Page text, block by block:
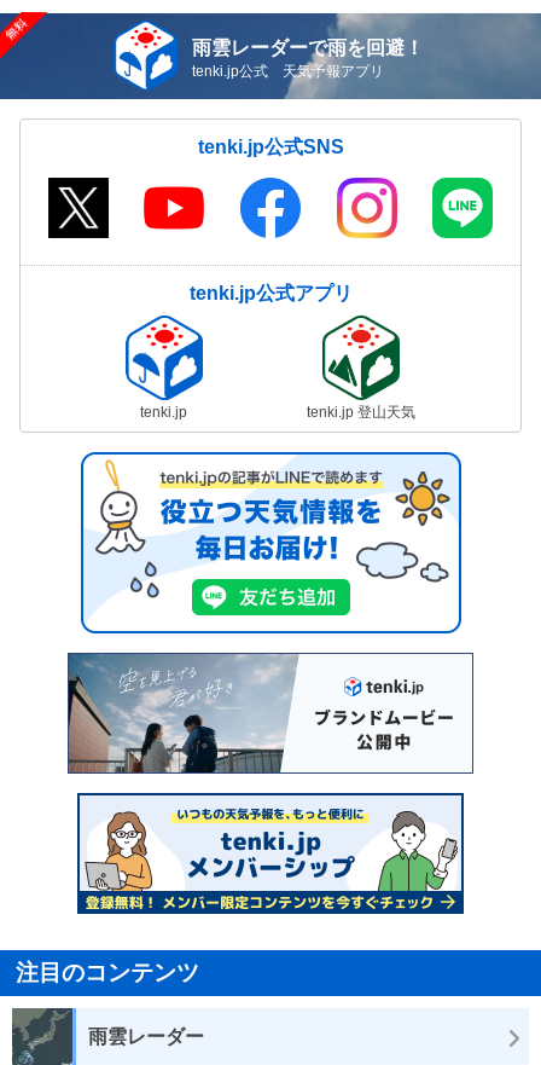
雨雲レーダーで雨を回避！
tenki.jp公式 天気予報アプリ
tenki.jp公式SNS
tenki.jp公式アプリ
tenki.jp tenki.jp 登山天気
注目のコンテンツ
雨雲レーダー